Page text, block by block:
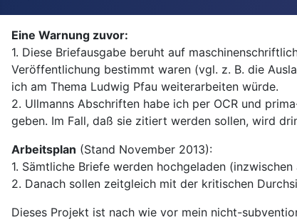
Eine Warnung zuvor:
1. Diese Briefausgabe beruht auf
Veröffentlichung bestimmt waren (vgl. z. B. die
ich am Thema Ludwig Pfau weiterarbeiten würde.
2. Ullmanns Abschriften habe ich per OCR und
geben. Im Fall, daß sie zitiert werden sollen, wird
Arbeitsplan (Stand November 2013):
1. Sämtliche Briefe werden hochgeladen (inzwischen
2. Danach sollen zeitgleich mit der kritischen
Dieses Projekt ist nach wie vor mein nicht-